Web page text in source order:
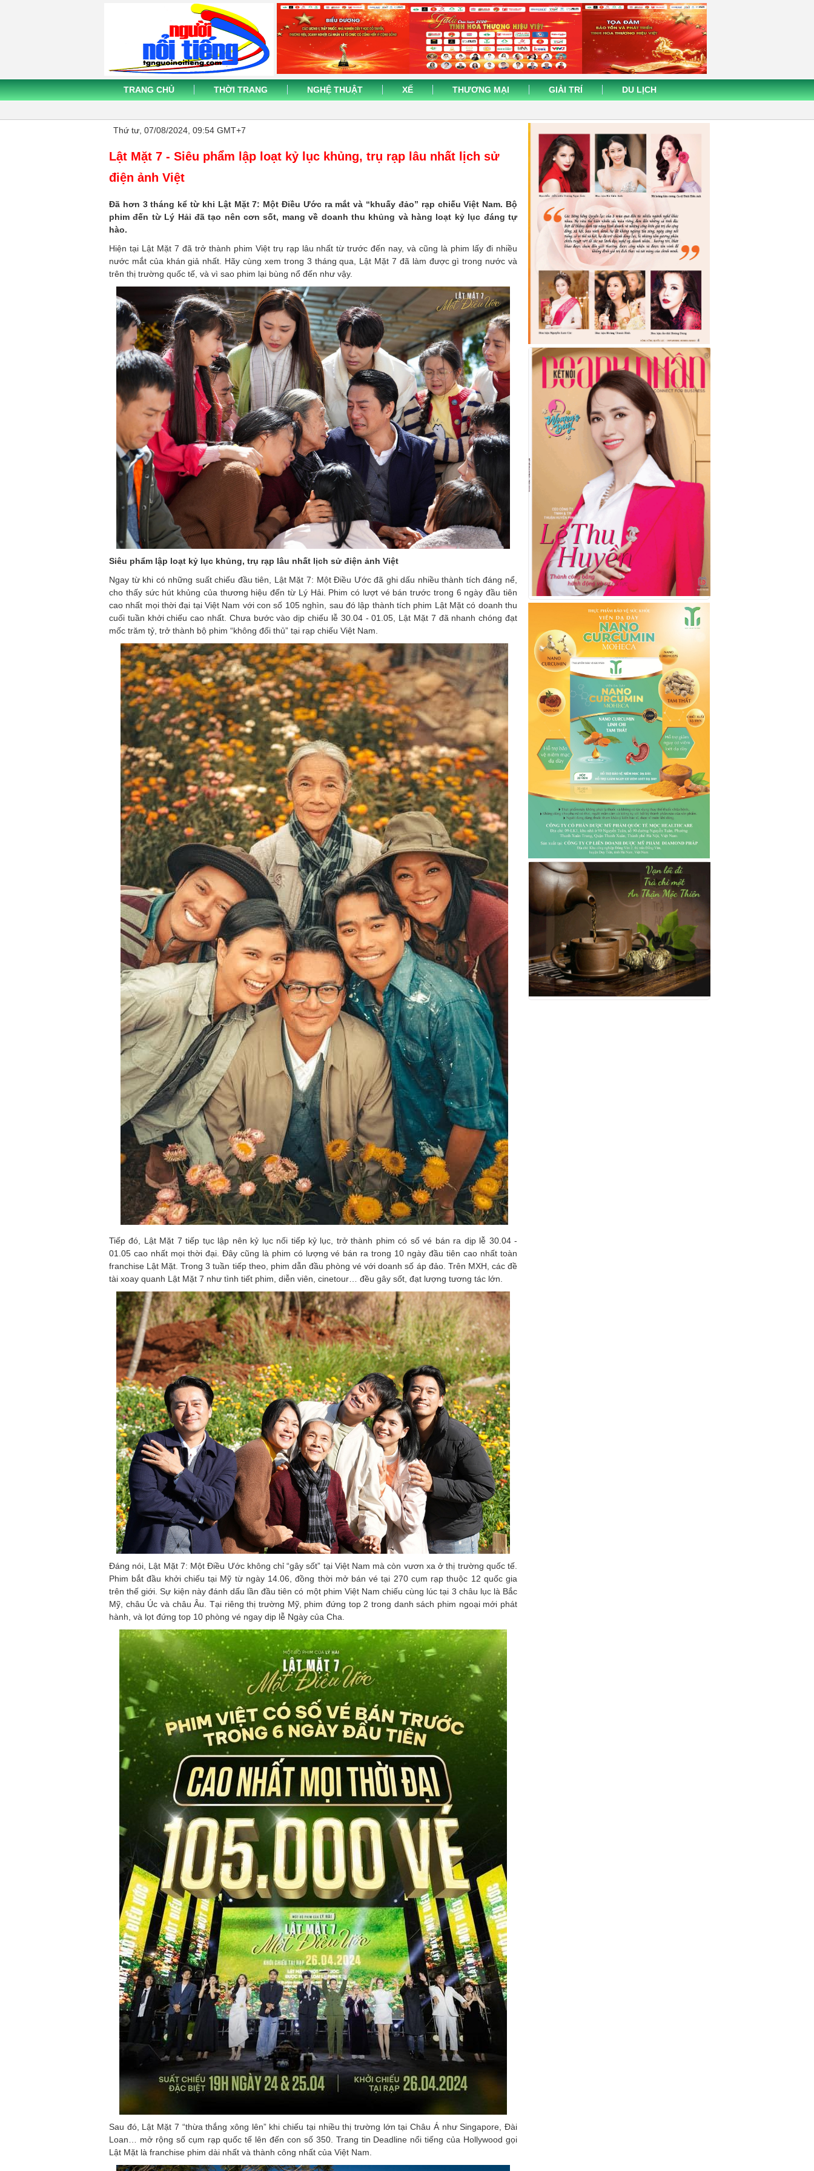
TRANG CHỦ THỜI TRANG NGHỆ THUẬT XẾ THƯƠNG MẠI GIẢI TRÍ DU LỊCH
Thứ tư, 07/08/2024, 09:54 GMT+7
Lật Mặt 7 - Siêu phẩm lập loạt kỷ lục khủng, trụ rạp lâu nhất lịch sử
điện ảnh Việt
Đã hơn 3 tháng kể từ khi Lật Mặt 7: Một Điều Ước ra mắt và “khuấy đảo” rạp chiếu Việt Nam. Bộ
phim đến từ Lý Hải đã tạo nên cơn sốt, mang về doanh thu khủng và hàng loạt kỷ lục đáng tự
hào.
Hiện tại Lật Mặt 7 đã trở thành phim Việt trụ rạp lâu nhất từ trước đến nay, và cũng là phim lấy đi nhiều
nước mắt của khán giả nhất. Hãy cùng xem trong 3 tháng qua, Lật Mặt 7 đã làm được gì trong nước và
trên thị trường quốc tế, và vì sao phim lại bùng nổ đến như vậy.
Siêu phẩm lập loạt kỷ lục khủng, trụ rạp lâu nhất lịch sử điện ảnh Việt
Ngay từ khi có những suất chiếu đầu tiên, Lật Mặt 7: Một Điều Ước đã ghi dấu nhiều thành tích đáng nể,
cho thấy sức hút khủng của thương hiệu đến từ Lý Hải. Phim có lượt vé bán trước trong 6 ngày đầu tiên
cao nhất mọi thời đại tại Việt Nam với con số 105 nghìn, sau đó lập thành tích phim Lật Mặt có doanh thu
cuối tuần khởi chiếu cao nhất. Chưa bước vào dịp chiếu lễ 30.04 - 01.05, Lật Mặt 7 đã nhanh chóng đạt
mốc trăm tỷ, trở thành bộ phim “không đối thủ” tại rạp chiếu Việt Nam.
Tiếp đó, Lật Mặt 7 tiếp tục lập nên kỷ lục nối tiếp kỷ lục, trở thành phim có số vé bán ra dịp lễ 30.04 -
01.05 cao nhất mọi thời đại. Đây cũng là phim có lượng vé bán ra trong 10 ngày đầu tiên cao nhất toàn
franchise Lật Mặt. Trong 3 tuần tiếp theo, phim dẫn đầu phòng vé với doanh số áp đảo. Trên MXH, các đề
tài xoay quanh Lật Mặt 7 như tình tiết phim, diễn viên, cinetour… đều gây sốt, đạt lượng tương tác lớn.
Đáng nói, Lật Mặt 7: Một Điều Ước không chỉ “gây sốt” tại Việt Nam mà còn vươn xa ở thị trường quốc tế.
Phim bắt đầu khởi chiếu tại Mỹ từ ngày 14.06, đồng thời mở bán vé tại 270 cụm rạp thuộc 12 quốc gia
trên thế giới. Sự kiện này đánh dấu lần đầu tiên có một phim Việt Nam chiếu cùng lúc tại 3 châu lục là Bắc
Mỹ, châu Úc và châu Âu. Tại riêng thị trường Mỹ, phim đứng top 2 trong danh sách phim ngoại mới phát
hành, và lọt đứng top 10 phòng vé ngay dịp lễ Ngày của Cha.
Sau đó, Lật Mặt 7 “thừa thắng xông lên” khi chiếu tại nhiều thị trường lớn tại Châu Á như Singapore, Đài
Loan… mở rộng số cụm rạp quốc tế lên đến con số 350. Trang tin Deadline nổi tiếng của Hollywood gọi
Lật Mặt là franchise phim dài nhất và thành công nhất của Việt Nam.